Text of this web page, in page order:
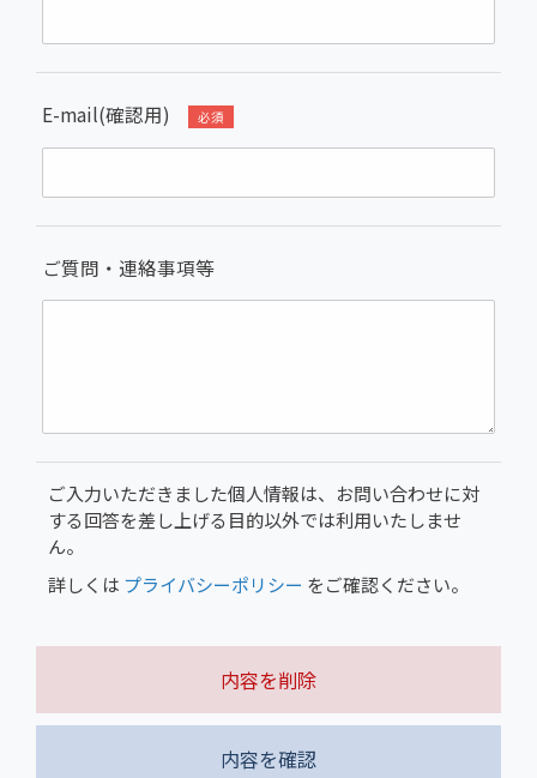
E-mail(確認用) 必須
ご質問・連絡事項等
ご入力いただきました個人情報は、お問い合わせに対
する回答を差し上げる目的以外では利用いたしませ
ん。
詳しくは プライバシーポリシー をご確認ください。
内容を削除
内容を確認